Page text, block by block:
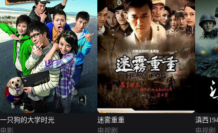
一只狗的大学时光
电影
迷雾重重
电视剧
滇西
电视剧